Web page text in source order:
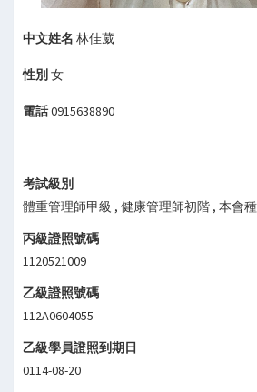
中文姓名 林佳葳
性別女
電話0915638890
考試級別
體重管理師甲級 , 健康管理師初階 , 本會
丙級證照號碼
1120521009
乙級證照號碼
112A0604055
乙級學員證照到期日
0114-08-20